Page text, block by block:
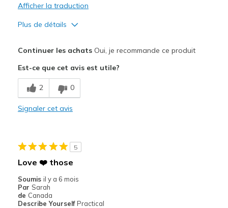
View On Shoes
I'm Really Into Shoes
Afficher la traduction
Plus de détails
Breathe Well
Comfortable
Le contre
Les meilleures utilisations
Continuer les achatsOui, je recommande ce produit
Est-ce que cet avis est utile?
2 0
Signaler cet avis
5
Love ❤️ those
Soumis il y a 6 mois
Par Sarah
de Canada
Describe Yourself Practical